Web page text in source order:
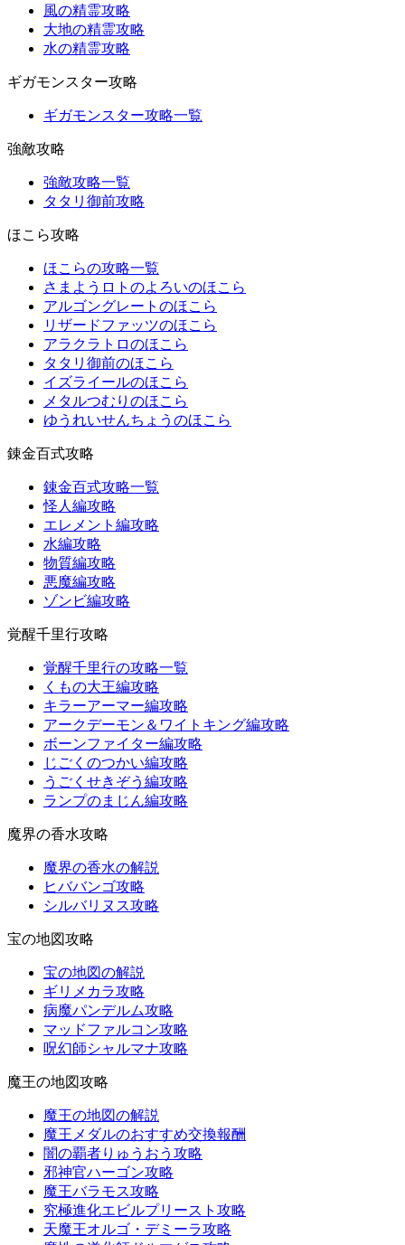
風の精霊攻略
大地の精霊攻略
水の精霊攻略
ギガモンスター攻略
ギガモンスター攻略一覧
強敵攻略
強敵攻略一覧
タタリ御前攻略
ほこら攻略
ほこらの攻略一覧
さまようロトのよろいのほこら
アルゴングレートのほこら
リザードファッツのほこら
アラクラトロのほこら
タタリ御前のほこら
イズライールのほこら
メタルつむりのほこら
ゆうれいせんちょうのほこら
錬金百式攻略
錬金百式攻略一覧
怪人編攻略
エレメント編攻略
水編攻略
物質編攻略
悪魔編攻略
ゾンビ編攻略
覚醒千里行攻略
覚醒千里行の攻略一覧
くもの大王編攻略
キラーアーマー編攻略
アークデーモン＆ワイトキング編攻略
ボーンファイター編攻略
じごくのつかい編攻略
うごくせきぞう編攻略
ランプのまじん編攻略
魔界の香水攻略
魔界の香水の解説
ヒババンゴ攻略
シルバリヌス攻略
宝の地図攻略
宝の地図の解説
ギリメカラ攻略
病魔パンデルム攻略
マッドファルコン攻略
呪幻師シャルマナ攻略
魔王の地図攻略
魔王の地図の解説
魔王メダルのおすすめ交換報酬
闇の覇者りゅうおう攻略
邪神官ハーゴン攻略
魔王バラモス攻略
究極進化エビルプリースト攻略
天魔王オルゴ・デミーラ攻略